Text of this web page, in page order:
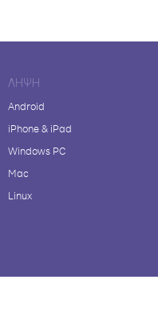
ΛΉΨΗ
Android
iPhone & iPad
Windows PC
Mac
Linux